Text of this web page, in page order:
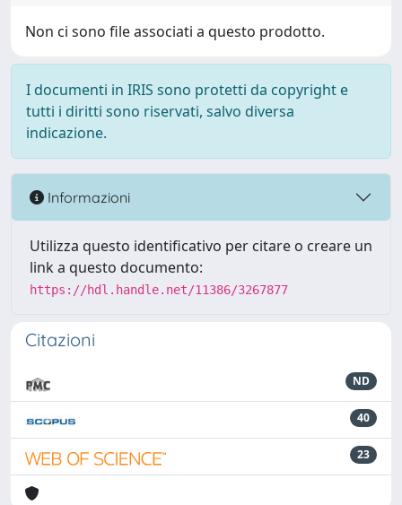
Non ci sono file associati a questo prodotto.
I documenti in IRIS sono protetti da copyright e
tutti i diritti sono riservati, salvo diversa
indicazione.
Informazioni
Utilizza questo identificativo per citare o creare un
link a questo documento:
https://hdl.handle.net/11386/3267877
Citazioni
ND
40
23